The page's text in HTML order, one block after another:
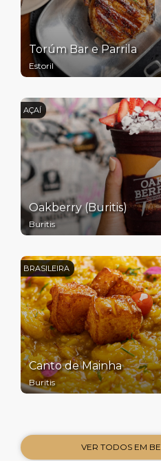
Torúm Bar e Parrila
Estoril
AÇAÍ
Oakberry (Buritis)
Buritis
BRASILEIRA
Canto de Mainha
Buritis
VER TODOS EM